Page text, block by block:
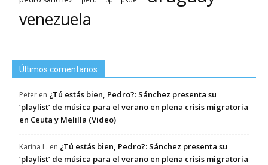
venezuela
Últimos comentarios
Peter en ¿Tú estás bien, Pedro?: Sánchez presenta su
‘playlist’ de música para el verano en plena crisis migratoria
en Ceuta y Melilla (Video)
Karina L. en ¿Tú estás bien, Pedro?: Sánchez presenta su
‘playlist’ de música para el verano en plena crisis migratoria